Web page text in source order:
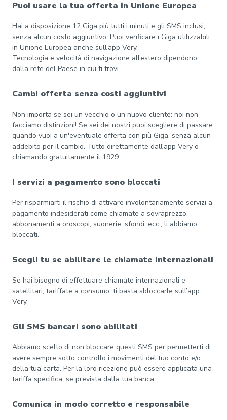
Puoi usare la tua offerta in Unione Europea
Hai a disposizione 12 Giga più tutti i minuti e gli SMS inclusi,
senza alcun costo aggiuntivo. Puoi verificare i Giga utilizzabili
in Unione Europea anche sull’app Very.
Tecnologia e velocità di navigazione all’estero dipendono
dalla rete del Paese in cui ti trovi.
Cambi offerta senza costi aggiuntivi
Non importa se sei un vecchio o un nuovo cliente: noi non
facciamo distinzioni! Se sei dei nostri puoi scegliere di passare
quando vuoi a un'eventuale offerta con più Giga, senza alcun
addebito per il cambio. Tutto direttamente dall'app Very o
chiamando gratuitamente il 1929.
I servizi a pagamento sono bloccati
Per risparmiarti il rischio di attivare involontariamente servizi a
pagamento indesiderati come chiamate a sovraprezzo,
abbonamenti a oroscopi, suonerie, sfondi, ecc., li abbiamo
bloccati.
Scegli tu se abilitare le chiamate internazionali
Se hai bisogno di effettuare chiamate internazionali e
satellitari, tariffate a consumo, ti basta sbloccarle sull’app
Very.
Gli SMS bancari sono abilitati
Abbiamo scelto di non bloccare questi SMS per permetterti di
avere sempre sotto controllo i movimenti del tuo conto e/o
della tua carta. Per la loro ricezione può essere applicata una
tariffa specifica, se prevista dalla tua banca
Comunica in modo corretto e responsabile